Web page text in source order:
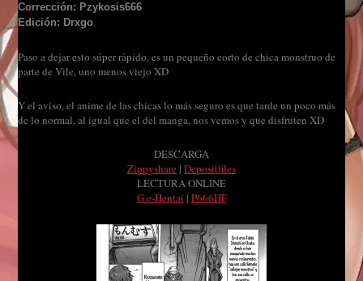
Corrección: Pzykosis666
Edición: Drxgo
Paso a dejar esto súper rápido, es un pequeño corto de chica monstruo de
parte de Vile, uno menos viejo XD
Y el aviso, el anime de las chicas lo más seguro es que tarde un poco más
de lo normal, al igual que el del manga, nos vemos y que disfruten XD
DESCARGA
Zippyshare | Depositfiles
LECTURA ONLINE
G.e-Hentai | P666HF